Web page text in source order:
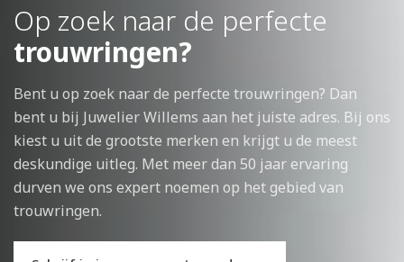
Op zoek naar de perfecte
trouwringen?
Bent u op zoek naar de perfecte trouwringen? Dan
bent u bij Juwelier Willems aan het juiste adres. Bij ons
kiest u uit de grootste merken en krijgt u de meest
deskundige uitleg. Met meer dan 50 jaar ervaring
durven we ons expert noemen op het gebied van
trouwringen.